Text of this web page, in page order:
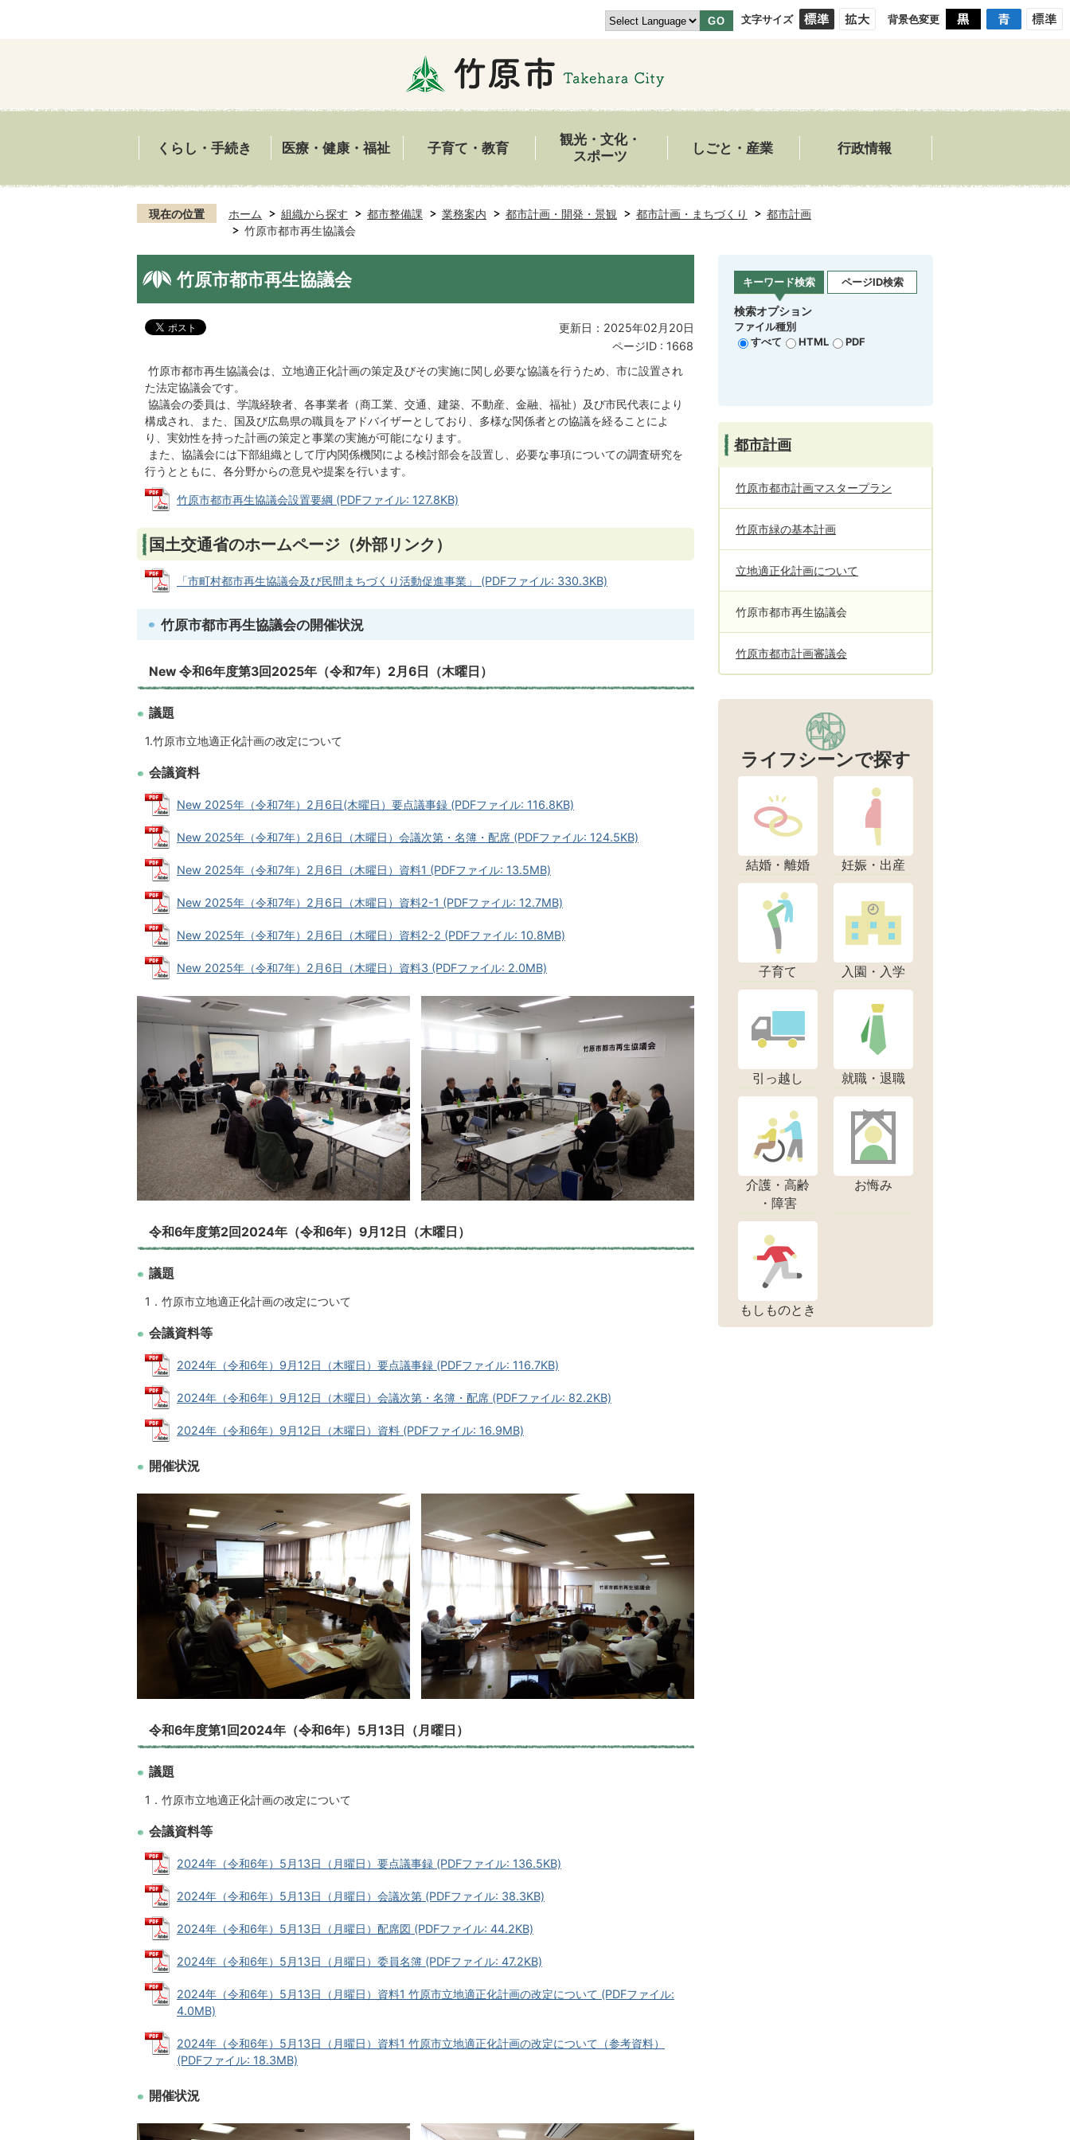
GO 文字サイズ 背景色変更
くらし・手続き 医療・健康・福祉 子育て・教育
観光・文化・
スポーツ
しごと・産業 行政情報
現在の位置 ホーム 組織から探す 都市整備課 業務案内 都市計画・開発・景観 都市計画・まちづくり
都市計画
竹原市都市再生協議会
竹原市都市再生協議会
更新日：2025年02月20日
ページID : 1668
竹原市都市再生協議会は、立地適正化計画の策定及びその実施に関し必要な協議を行うため、市に設置され
た法定協議会です。
協議会の委員は、学識経験者、各事業者（商工業、交通、建築、不動産、金融、福祉）及び市民代表により
構成され、また、国及び広島県の職員をアドバイザーとしており、多様な関係者との協議を経ることによ
り、実効性を持った計画の策定と事業の実施が可能になります。
また、協議会には下部組織として庁内関係機関による検討部会を設置し、必要な事項についての調査研究を
行うとともに、各分野からの意見や提案を行います。
竹原市都市再生協議会設置要綱 (PDFファイル: 127.8KB)
国土交通省のホームページ（外部リンク）
「市町村都市再生協議会及び民間まちづくり活動促進事業」 (PDFファイル: 330.3KB)
竹原市都市再生協議会の開催状況
New 令和6年度第3回2025年（令和7年）2月6日（木曜日）
議題
1.竹原市立地適正化計画の改定について
会議資料
New 2025年（令和7年）2月6日(木曜日）要点議事録 (PDFファイル: 116.8KB)
New 2025年（令和7年）2月6日（木曜日）会議次第・名簿・配席 (PDFファイル: 124.5KB)
New 2025年（令和7年）2月6日（木曜日）資料1 (PDFファイル: 13.5MB)
New 2025年（令和7年）2月6日（木曜日）資料2-1 (PDFファイル: 12.7MB)
New 2025年（令和7年）2月6日（木曜日）資料2-2 (PDFファイル: 10.8MB)
New 2025年（令和7年）2月6日（木曜日）資料3 (PDFファイル: 2.0MB)
令和6年度第2回2024年（令和6年）9月12日（木曜日）
議題
1．竹原市立地適正化計画の改定について
会議資料等
2024年（令和6年）9月12日（木曜日）要点議事録 (PDFファイル: 116.7KB)
2024年（令和6年）9月12日（木曜日）会議次第・名簿・配席 (PDFファイル: 82.2KB)
2024年（令和6年）9月12日（木曜日）資料 (PDFファイル: 16.9MB)
開催状況
令和6年度第1回2024年（令和6年）5月13日（月曜日）
議題
1．竹原市立地適正化計画の改定について
会議資料等
2024年（令和6年）5月13日（月曜日）要点議事録 (PDFファイル: 136.5KB)
2024年（令和6年）5月13日（月曜日）会議次第 (PDFファイル: 38.3KB)
2024年（令和6年）5月13日（月曜日）配席図 (PDFファイル: 44.2KB)
2024年（令和6年）5月13日（月曜日）委員名簿 (PDFファイル: 47.2KB)
2024年（令和6年）5月13日（月曜日）資料1 竹原市立地適正化計画の改定について (PDFファイル:
4.0MB)
2024年（令和6年）5月13日（月曜日）資料1 竹原市立地適正化計画の改定について（参考資料）
(PDFファイル: 18.3MB)
開催状況
キーワード検索 ページID検索
検索オプション
ファイル種別
すべて
HTML PDF
都市計画
竹原市都市計画マスタープラン
竹原市緑の基本計画
立地適正化計画について
竹原市都市再生協議会
竹原市都市計画審議会
ライフシーンで探す
結婚・離婚 妊娠・出産
子育て 入園・入学
引っ越し 就職・退職
介護・高齢
・障害
お悔み
もしものとき